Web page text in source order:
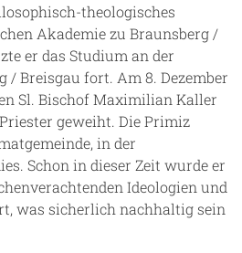
theologisches
Akademie zu Braunsberg /
er das Studium an der
Breisgau fort. Am 8. Dezember
Sl. Bischof Maximilian Kaller
geweiht. Die Primiz
in der
Schon in dieser Zeit wurde er
Ideologien und
was sicherlich nachhaltig sein